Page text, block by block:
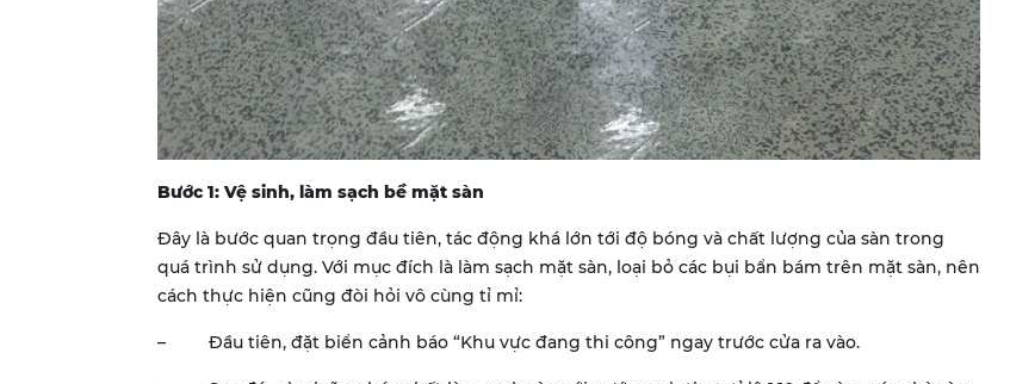
Bước 1: Vệ sinh, làm sạch bề mặt sàn
Đây là bước quan trọng đầu tiên, tác động khá lớn tới độ bóng và chất lượng của sàn trong
quá trình sử dụng. Với mục đích là làm sạch mặt sàn, loại bỏ các bụi bẩn bám trên mặt sàn, nên
cách thực hiện cũng đòi hỏi vô cùng tỉ mỉ:
– Đầu tiên, đặt biển cảnh báo “Khu vực đang thi công” ngay trước cửa ra vào.